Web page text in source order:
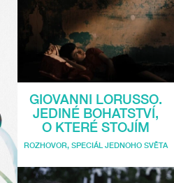
GIOVANNI LORUSSO.
JEDINÉ BOHATSTVÍ,
O KTERÉ STOJÍM
ROZHOVOR, SPECIÁL JEDNOHO SVĚTA